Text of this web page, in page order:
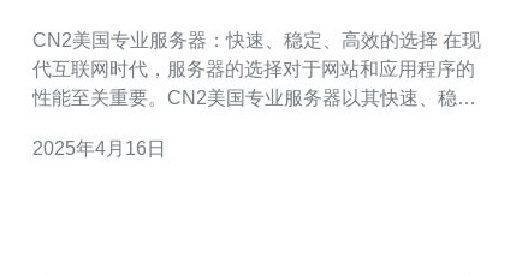
CN2美国专业服务器：快速、稳定、高效的选择 在现
代互联网时代，服务器的选择对于网站和应用程序的
性能至关重要。CN2美国专业服务器以其快速、稳定
介绍CN2美国专业服务器的优势以及为什么它是一个
2025年4月16日